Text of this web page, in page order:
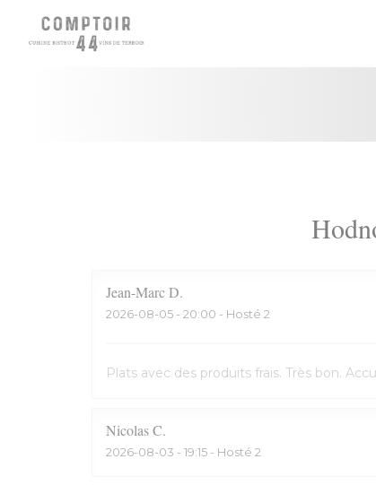
Panel pro správu cookies
Jean-MarcD
2026-08-05 - 20:00 - Hosté 2
Plats avec des produits frais. Très bon.
NicolasC
2026-08-03 - 19:15 - Hosté 2